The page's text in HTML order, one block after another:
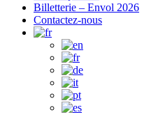
Billetterie – Envol 2026
Contactez-nous